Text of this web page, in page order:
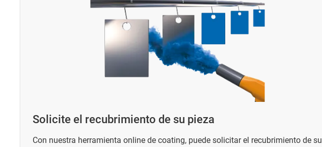
Solicite el recubrimiento de su pieza
Con nuestra herramienta online de coating, puede solicitar el recubrimiento de su